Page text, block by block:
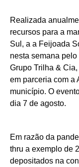
Realizada
recursos para a
Sul, a a Feijoada
nesta semana
Grupo Trilha &
em parceria com a
município. O
dia 7 de agosto.
Em razão da
thru a exemplo de
depositados na